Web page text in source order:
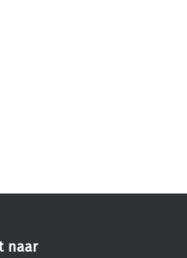
naar